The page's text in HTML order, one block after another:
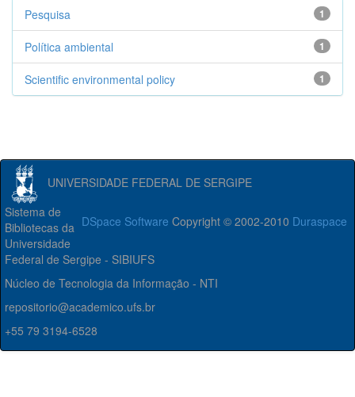
1
Pesquisa
1
Política ambiental
1
Scientific environmental policy
UNIVERSIDADE FEDERAL DE SERGIPE
DSpace Software Copyright © 2002-2010 Duraspace
Sistema de
Bibliotecas da
Universidade
Federal de Sergipe - SIBIUFS
Núcleo de Tecnologia da Informação - NTI
repositorio@academico.ufs.br
+55 79 3194-6528